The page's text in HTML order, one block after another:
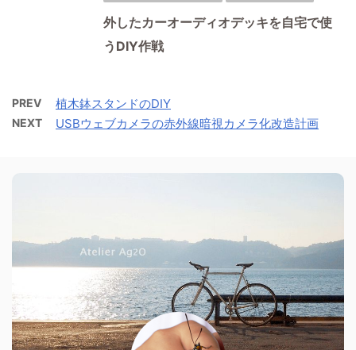
外したカーオーディオデッキを自宅で使
うDIY作戦
PREV 植木鉢スタンドのDIY
NEXT USBウェブカメラの赤外線暗視カメラ化改造計画